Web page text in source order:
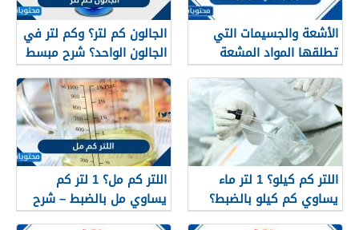
الأشعة والجسيمات التي
تطلقها المواد المشعة
الجالون كم لتر؟ وكم لتر في
الجالون الواحد؟ شرح مبسط
اللتر كم كيلو؟ 1 لتر ماء
يساوي كم كيلو بالضبط؟
اللتر كم مل؟ 1 لتر كم
يساوي مل بالضبط – شرح
مبسّط وواضح